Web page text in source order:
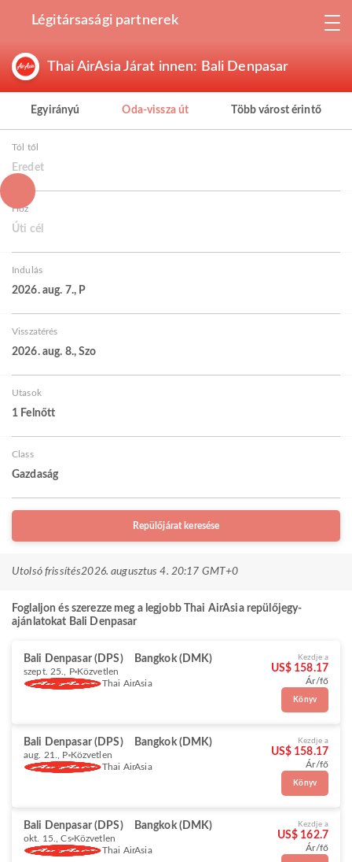
Légitársasági partnerek
Thai AirAsia Járat innen: Bali Denpasar
Egyirányú Oda-vissza út Több várost érintő
Tól től
Eredet
Hoz
Úti cél
Indulás
2026. aug. 7., P
Visszatérés
2026. aug. 8., Szo
Utasok
1 Felnőtt
Class
Gazdaság
Repülőjárat keresése
Utolsó frissítés2026. augusztus 4. 20:17 GMT+0
Foglaljon és szerezze meg a legjobb Thai AirAsia repülőjegy-
ajánlatokat Bali Denpasar
Bali Denpasar (DPS) Bangkok (DMK)
szept. 25., P Közvetlen
Thai AirAsia
Kezdje a
US$ 158.17
Ár/fő
Könyv
Bali Denpasar (DPS) Bangkok (DMK)
aug. 21., P Közvetlen
Thai AirAsia
Kezdje a
US$ 158.17
Ár/fő
Könyv
Bali Denpasar (DPS) Bangkok (DMK)
okt. 15., Cs Közvetlen
Thai AirAsia
Kezdje a
US$ 162.7
Ár/fő